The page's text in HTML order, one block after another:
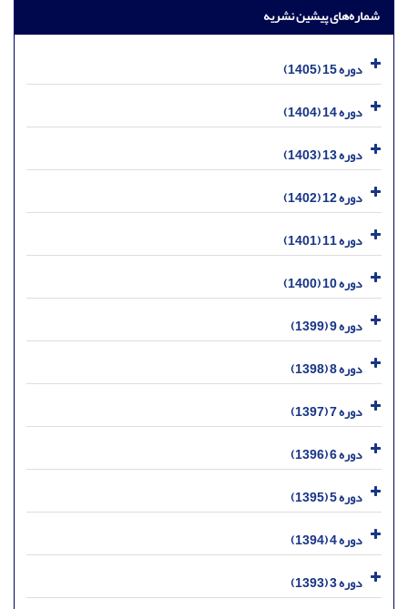
شماره‌های پیشین نشریه
دوره 15 (1405)
دوره 14 (1404)
دوره 13 (1403)
دوره 12 (1402)
دوره 11 (1401)
دوره 10 (1400)
دوره 9 (1399)
دوره 8 (1398)
دوره 7 (1397)
دوره 6 (1396)
دوره 5 (1395)
دوره 4 (1394)
دوره 3 (1393)